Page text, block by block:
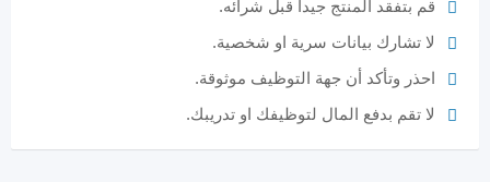
قم بتفقد المنتج جيدا قبل شرائه.
لا تشارك بيانات سرية او شخصية.
احذر وتأكد أن جهة التوظيف موثوقة.
لا تقم بدفع المال لتوظيفك او تدريبك.